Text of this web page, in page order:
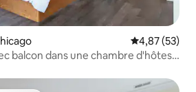
Évaluation
4,87 (53)
balcon dans une chambre d'hôtes